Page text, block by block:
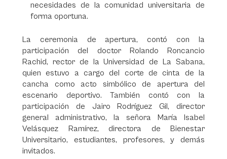
necesidades de la comunidad universitaria de
forma oportuna.
La ceremonia de apertura, contó con la
participación del doctor Rolando Roncancio
Rachid, rector de la Universidad de La Sabana,
quien estuvo a cargo del corte de cinta de la
cancha como acto simbólico de apertura del
escenario deportivo. También contó con la
participación de Jairo Rodríguez Gil, director
general administrativo, la señora María Isabel
Velásquez Ramírez, directora de Bienestar
Universitario, estudiantes, profesores, y demás
invitados.